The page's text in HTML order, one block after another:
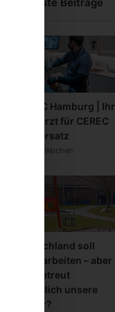
CEREC Hamburg | Ihr
Zahnarzt für CEREC
Zahnersatz
vor 3 Wochen
Deutschland soll
mehr arbeiten – aber
wer betreut
eigentlich unsere
Kinder?